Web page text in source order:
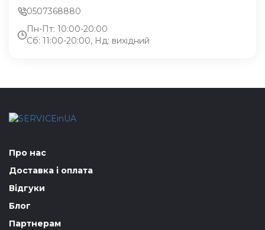
0507368880
Пн-Пт: 10:00-20:00
Сб: 11:00-20:00, Нд: вихідний
Про нас
Доставка і оплата
Відгуки
Блог
Партнерам